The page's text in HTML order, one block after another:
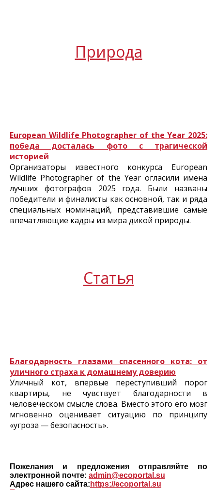
Природа
European Wildlife Photographer of the Year 2025:
победа досталась фото с трагической
историей
Организаторы известного конкурса European
Wildlife Photographer of the Year огласили имена
лучших фотографов 2025 года. Были названы
победители и финалисты как основной, так и ряда
специальных номинаций, представившие самые
впечатляющие кадры из мира дикой природы.
Статья
Благодарность глазами спасенного кота: от
уличного страха к домашнему доверию
Уличный кот, впервые переступивший порог
квартиры, не чувствует благодарности в
человеческом смысле слова. Вместо этого его мозг
мгновенно оценивает ситуацию по принципу
«угроза — безопасность».
Пожелания и предложения отправляйте по
электронной почте: admin@ecoportal.su
Адрес нашего сайта: https://ecoportal.su